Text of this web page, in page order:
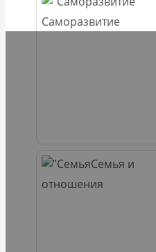
Саморазвитие
Семья и
отношения